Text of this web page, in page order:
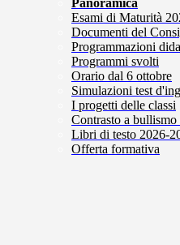
Panoramica
Esami di Maturità
Documenti del
Programmazioni
Programmi svolti
Orario dal 6 ottobre
Simulazioni test
I progetti delle classi
Contrasto a
Libri di testo 2026-
Offerta formativa